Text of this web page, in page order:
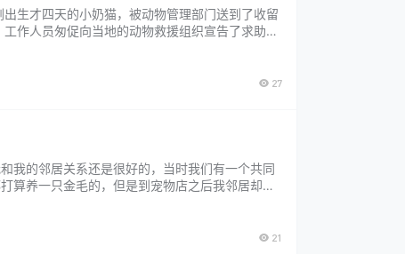
生才四天的小奶猫，被动物管理部门送到了收留
作人员匆促向当地的动物救援组织宣告了求助邮
27
我的邻居关系还是很好的，当时我们有一个共同
算养一只金毛的，但是到宠物店之后我邻居却被
21